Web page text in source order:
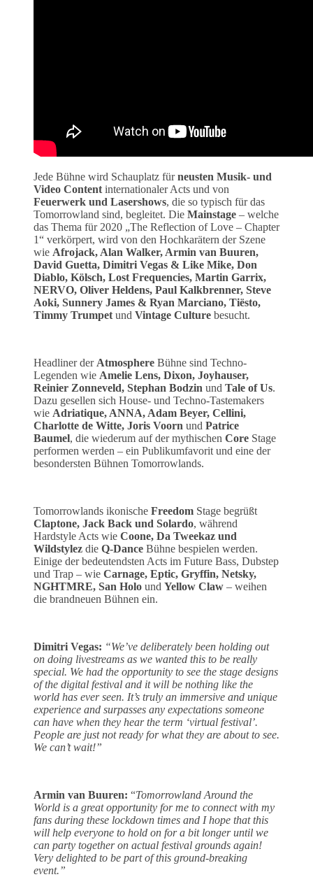
Jede Bühne wird Schauplatz fürneusten Musik- und
Video Content internationaler Acts und von
Feuerwerk und Lasershows, die so typisch für das
Tomorrowland sind, begleitet. Die Mainstage – welche
das Thema für 2020 „The Reflection of Love – Chapter
1“ verkörpert, wird von den Hochkarätern der Szene
wie Afrojack, Alan Walker, Armin van Buuren,
David Guetta, Dimitri Vegas & Like Mike, Don
Diablo, Kölsch, Lost Frequencies, Martin Garrix,
NERVO, Oliver Heldens, Paul Kalkbrenner, Steve
Aoki, Sunnery James & Ryan Marciano, Tiësto,
Timmy Trumpet und Vintage Culture besucht.
Headliner der Atmosphere Bühne sind Techno-
Legenden wie Amelie Lens, Dixon, Joyhauser,
Reinier Zonneveld, Stephan Bodzin und Tale of Us.
Dazu gesellen sich House- und Techno-Tastemakers
wie Adriatique, ANNA, Adam Beyer, Cellini,
Charlotte de Witte, Joris Voorn und Patrice
Baumel, die wiederum auf der mythischen Core Stage
performen werden – ein Publikumfavorit und eine der
besondersten Bühnen Tomorrowlands.
Tomorrowlands ikonische Freedom Stage begrüßt
Claptone, Jack Back und Solardo, während
Hardstyle Acts wie Coone, Da Tweekaz und
Wildstylez die Q-Dance Bühne bespielen werden.
Einige der bedeutendsten Acts im Future Bass, Dubstep
und Trap – wie Carnage, Eptic, Gryffin, Netsky,
NGHTMRE, San Holo und Yellow Claw – weihen
die brandneuen Bühnen ein.
Dimitri Vegas: “We’ve deliberately been holding out
on doing livestreams as we wanted this to be really
special. We had the opportunity to see the stage designs
of the digital festival and it will be nothing like the
world has ever seen. It’s truly an immersive and unique
experience and surpasses any expectations someone
can have when they hear the term ‘virtual festival’.
People are just not ready for what they are about to see.
We can’t wait!”
Armin van Buuren: “Tomorrowland Around the
World is a great opportunity for me to connect with my
fans during these lockdown times and I hope that this
will help everyone to hold on for a bit longer until we
can party together on actual festival grounds again!
Very delighted to be part of this ground-breaking
event.”